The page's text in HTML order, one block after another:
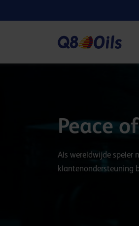
Peace
Als wereldwijde speler
klantenondersteuning